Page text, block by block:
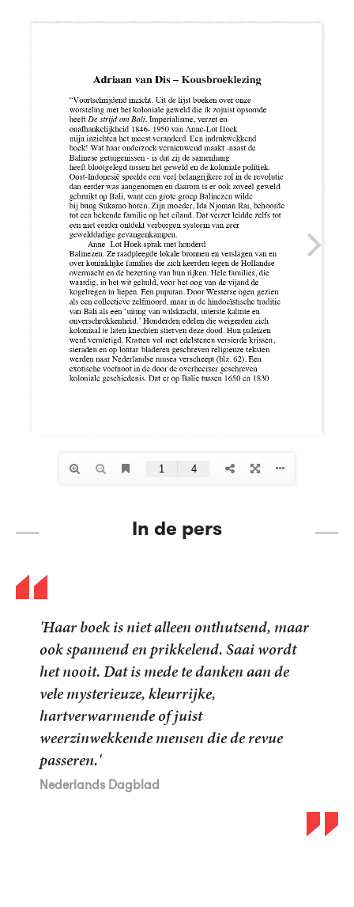
In de pers
David Van Reybrouck
'Haar boek is niet alleen onthutsend, maar
ook spannend en prikkelend. Saai wordt
het nooit. Dat is mede te danken aan de
vele mysterieuze, kleurrijke,
hartverwarmende of juist
weerzinwekkende mensen die de revue
passeren.'
Nederlands Dagblad
David Van Reybrouck